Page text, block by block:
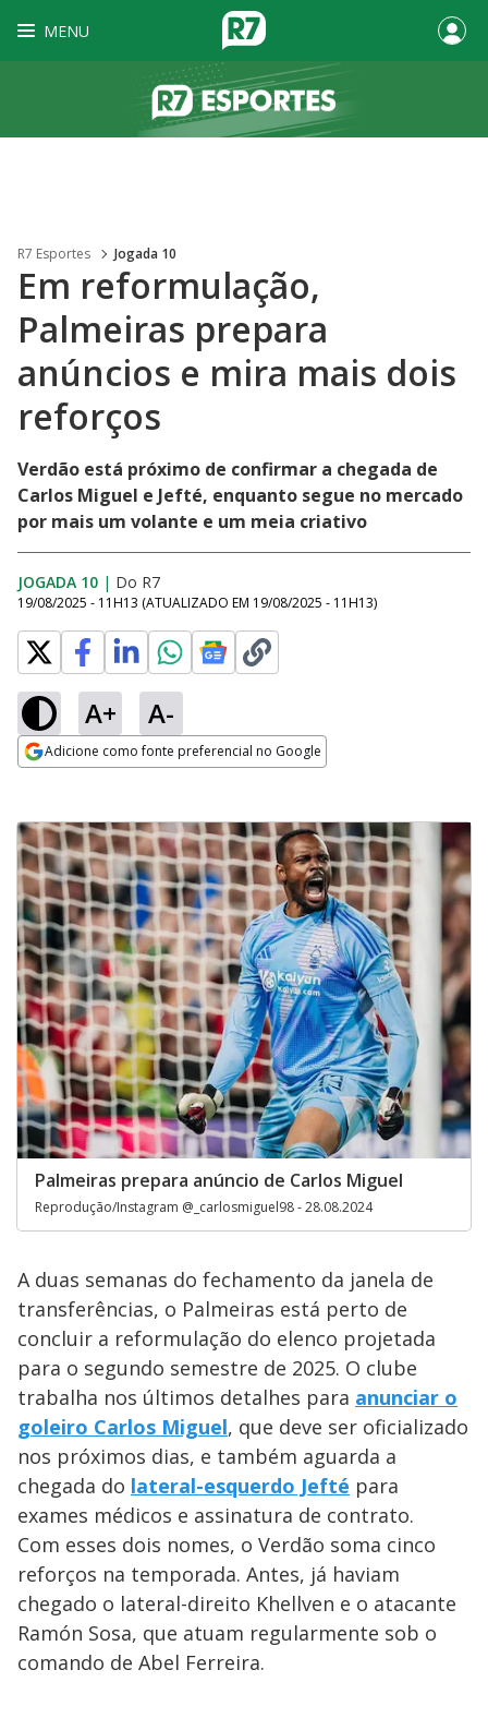
MENU
R7 Esportes Jogada 10
Em reformulação,
Palmeiras prepara
anúncios e mira mais dois
reforços
Verdão está próximo de confirmar a chegada de
Carlos Miguel e Jefté, enquanto segue no mercado
por mais um volante e um meia criativo
JOGADA 10 | Do R7
19/08/2025 - 11H13 (ATUALIZADO EM 19/08/2025 - 11H13)
A+ A-
Adicione como fonte preferencial no Google
Palmeiras prepara anúncio de Carlos Miguel
Reprodução/Instagram @_carlosmiguel98 - 28.08.2024
A duas semanas do fechamento da janela de
transferências, o Palmeiras está perto de
concluir a reformulação do elenco projetada
para o segundo semestre de 2025. O clube
trabalha nos últimos detalhes para anunciar o
goleiro Carlos Miguel, que deve ser oficializado
nos próximos dias, e também aguarda a
chegada do lateral-esquerdo Jefté para
exames médicos e assinatura de contrato.
Com esses dois nomes, o Verdão soma cinco
reforços na temporada. Antes, já haviam
chegado o lateral-direito Khellven e o atacante
Ramón Sosa, que atuam regularmente sob o
comando de Abel Ferreira.